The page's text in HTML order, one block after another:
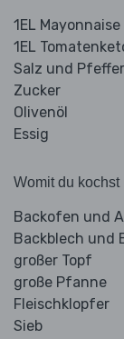
1EL Mayonnaise
1EL
Salz und Pfeffer
Zucker
Olivenöl
Essig
Womit du kochst
Backofen und
Backblech und
großer Topf
große Pfanne
Fleischklopfer
Sieb